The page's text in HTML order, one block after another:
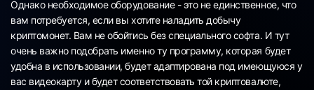
Однако необходимое оборудование - это не единственное, что
вам потребуется, если вы хотите наладить добычу
криптомонет. Вам не обойтись без специального софта. И тут
очень важно подобрать именно ту программу, которая будет
удобна в использовании, будет адаптирована под имеющуюся у
вас видеокарту и будет соответствовать той криптовалюте,